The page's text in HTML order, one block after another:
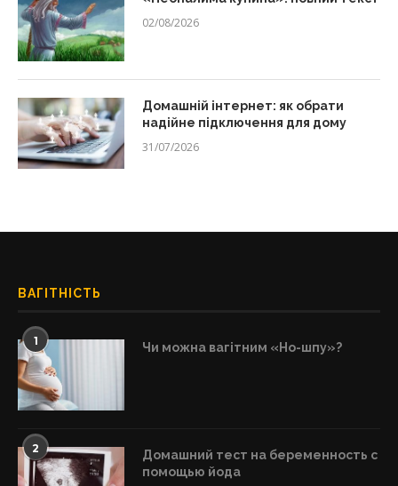
02/08/2026
Домашній інтернет: як обрати
надійне підключення для дому
31/07/2026
ВАГІТНІСТЬ
1 Чи можна вагітним «Но-шпу»?
2
Домашний тест на беременность с
помощью йода